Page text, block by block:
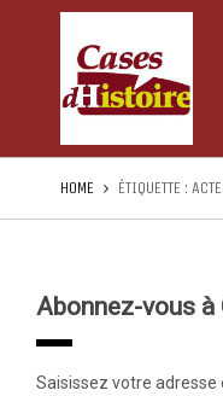
HOME ÉTIQUETTE :
Abonnez-vous
Saisissez votre adresse